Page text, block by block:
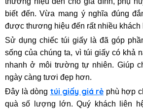
biết đến. Vừa mang ý nghĩa đúng
được thương hiệu đến rất nhiều khách
Sử dụng chiếc túi giấy là đã góp
sống của chúng ta, vì túi giấy có khả
nhanh ở môi trường tự nhiên. Giúp
ngày càng tươi đẹp hơn.
Đây là dòng túi giấy giá rẻ phù hợp
quà số lượng lớn. Quý khách liên